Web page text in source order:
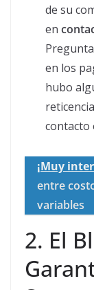
de su
en
en los
hubo
contacto
¡Muy
entre
variables
2. El